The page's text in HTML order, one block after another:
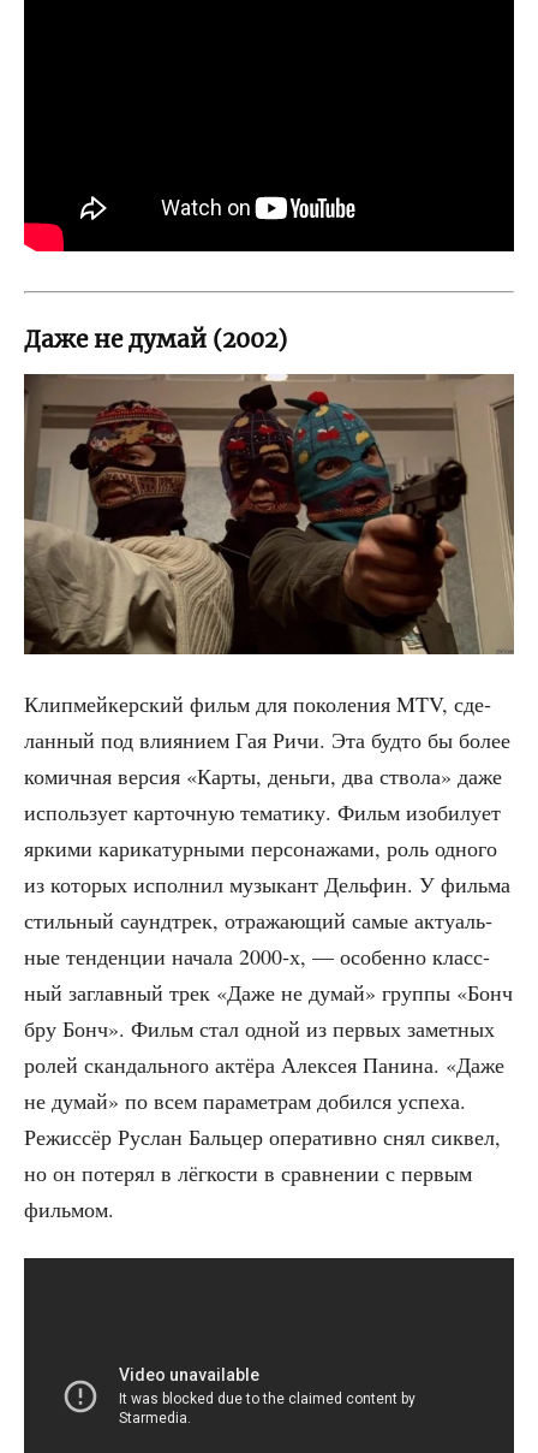
Даже не думай (2002)
Кли­п­мей­кер­ский фильм для поко­ле­ния MTV, сде­
лан­ный под вли­я­ни­ем Гая Ричи. Эта буд­то бы более
комич­ная вер­сия «Кар­ты, день­ги, два ство­ла» даже
исполь­зу­ет кар­точ­ную тема­ти­ку. Фильм изоби­лу­ет
ярки­ми кари­ка­тур­ны­ми пер­со­на­жа­ми, роль одно­го
из кото­рых испол­нил музы­кант Дель­фин. У филь­ма
стиль­ный саунд­трек, отра­жа­ю­щий самые акту­аль­
ные тен­ден­ции нача­ла 2000‑х, — осо­бен­но класс­
ный заглав­ный трек «Даже не думай» груп­пы «Бонч
бру Бонч». Фильм стал одной из пер­вых замет­ных
ролей скан­даль­но­го актё­ра Алек­сея Пани­на. «Даже
не думай» по всем пара­мет­рам добил­ся успе­ха.
Режис­сёр Рус­лан Баль­цер опе­ра­тив­но снял сиквел,
но он поте­рял в лёг­ко­сти в срав­не­нии с пер­вым
фильмом.